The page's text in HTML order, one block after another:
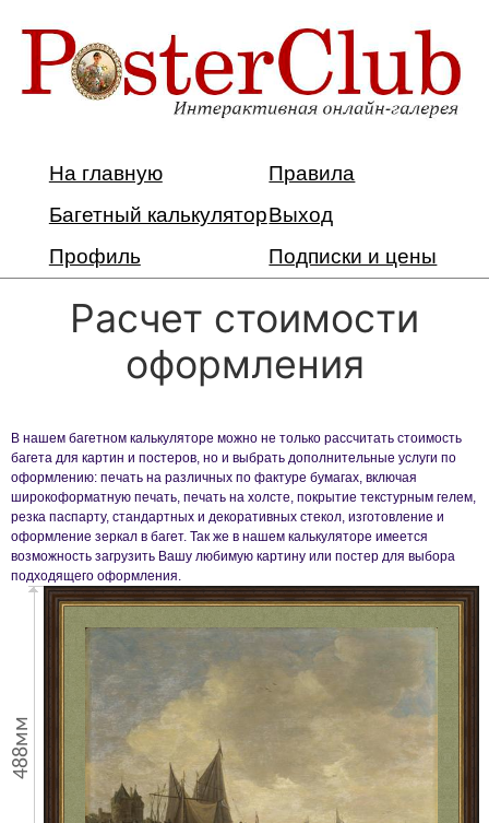
На главную
Правила
Багетный калькуляторВыход
Профиль
Подписки и цены
Расчет стоимости
оформления
В нашем багетном калькуляторе можно не только рассчитать стоимость
багета для картин и постеров, но и выбрать дополнительные услуги по
оформлению: печать на различных по фактуре бумагах, включая
широкоформатную печать, печать на холсте, покрытие текстурным гелем,
резка паспарту, стандартных и декоративных стекол, изготовление и
оформление зеркал в багет. Так же в нашем калькуляторе имеется
возможность загрузить Вашу любимую картину или постер для выбора
подходящего оформления.
488мм